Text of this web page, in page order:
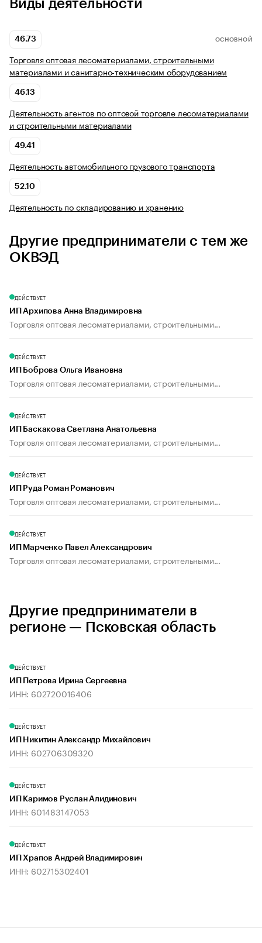
Виды деятельности
46.73 ОСНОВНОЙ
Торговля оптовая лесоматериалами, строительными
материалами и санитарно-техническим оборудованием
46.13
Деятельность агентов по оптовой торговле лесоматериалами
и строительными материалами
49.41
Деятельность автомобильного грузового транспорта
52.10
Деятельность по складированию и хранению
Другие предприниматели с тем же
ОКВЭД
ДЕЙСТВУЕТ
ИП Архипова Анна Владимировна
Торговля оптовая лесоматериалами, строительными...
ДЕЙСТВУЕТ
ИП Боброва Ольга Ивановна
Торговля оптовая лесоматериалами, строительными...
ДЕЙСТВУЕТ
ИП Баскакова Светлана Анатольевна
Торговля оптовая лесоматериалами, строительными...
ДЕЙСТВУЕТ
ИП Руда Роман Романович
Торговля оптовая лесоматериалами, строительными...
ДЕЙСТВУЕТ
ИП Марченко Павел Александрович
Торговля оптовая лесоматериалами, строительными...
Другие предприниматели в
регионе — Псковская область
ДЕЙСТВУЕТ
ИП Петрова Ирина Сергеевна
ИНН: 602720016406
ДЕЙСТВУЕТ
ИП Никитин Александр Михайлович
ИНН: 602706309320
ДЕЙСТВУЕТ
ИП Каримов Руслан Алидинович
ИНН: 601483147053
ДЕЙСТВУЕТ
ИП Храпов Андрей Владимирович
ИНН: 602715302401